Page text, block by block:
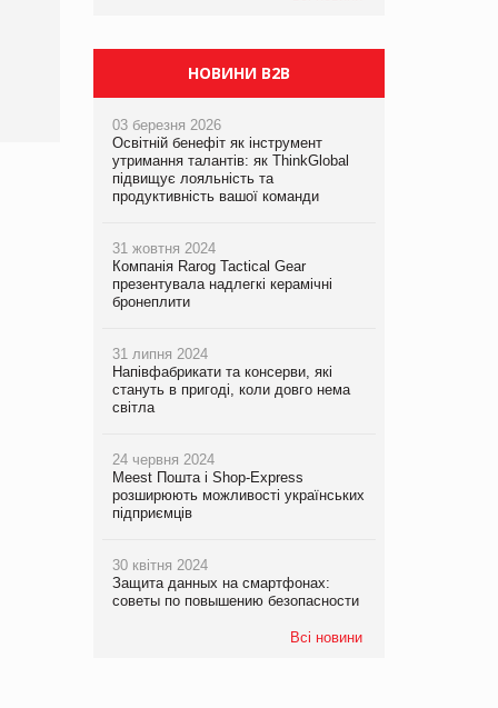
НОВИНИ B2B
03 березня 2026
Освітній бенефіт як інструмент
утримання талантів: як ThinkGlobal
підвищує лояльність та
продуктивність вашої команди
31 жовтня 2024
Компанія Rarog Tactical Gear
презентувала надлегкі керамічні
бронеплити
31 липня 2024
Напівфабрикати та консерви, які
стануть в пригоді, коли довго нема
світла
24 червня 2024
Meest Пошта і Shop-Express
розширюють можливості українських
підприємців
30 квітня 2024
Защита данных на смартфонах:
советы по повышению безопасности
Всі новини